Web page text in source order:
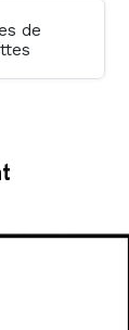
de